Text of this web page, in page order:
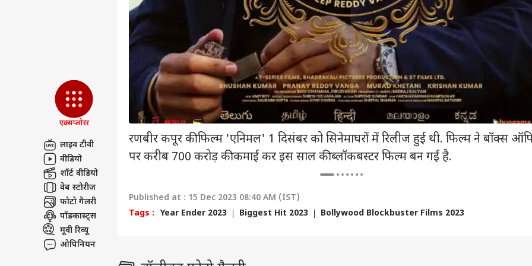
एक्सप्लोरर
लाइव टीवी
वीडियो
शॉर्ट वीडियो
वेब स्टोरीज
फोटो गैलरी
पॉडकास्ट्स
मूवी रिव्यू
ओपिनियन
रणबीर कपूर की फिल्म 'एनिमल' 1 दिसंबर को सिनेमाघरों में रिलीज हुई थी. फिल्म ने बॉक्स
पर करीब 700 करोड़ की कमाई कर इस साल की ब्लॉकबस्टर फिल्म बन गई है.
Published at : 15 Dec 2023 08:40 AM (IST)
Tags : Year Ender 2023 Biggest Hit 2023 Bollywood Blockbuster Films 2023
LOGIN
लोकसभा सचिवालय के
निदेशक की संदिग्ध मौत,
फ्लैट से मिला सुसाइड नोट;
कर्ज के जिक्र ने बढ़ाए सवाल
ममता बनर्जी की TMC का
बागी सांसदों पर चौंकाने
वाला बयान, '7 से 8
सांसद...'
'क्या आपमें हिम्मत है कि...',
मल्लिकार्जुन खरगे का
राज्यसभा में किरेन रिजिजू
को चैलेंज
में